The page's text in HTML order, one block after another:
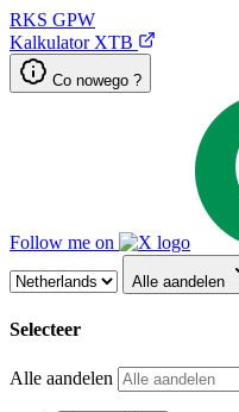
RKS GPW
Kalkulator XTB
Co nowego ?
Follow me on
Alle aandelen
Selecteer
Alle aandelen